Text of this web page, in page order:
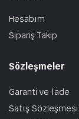
Hesabım
Sipariş Takip
Sözleşmeler
Garanti ve İade
Satış Sözleşmesi